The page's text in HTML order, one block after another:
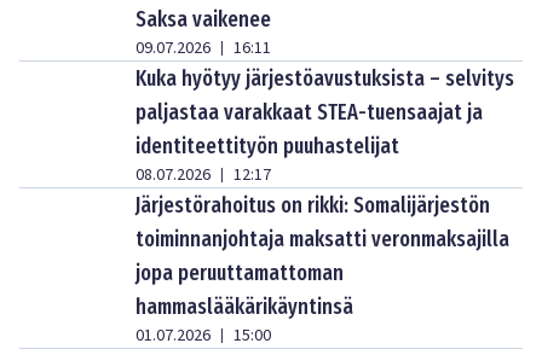
Saksa vaikenee
09.07.2026 | 16:11
Kuka hyötyy järjestöavustuksista – selvitys
paljastaa varakkaat STEA-tuensaajat ja
identiteettityön puuhastelijat
08.07.2026 | 12:17
Järjestörahoitus on rikki: Somalijärjestön
toiminnanjohtaja maksatti veronmaksajilla
jopa peruuttamattoman
hammaslääkärikäyntinsä
01.07.2026 | 15:00